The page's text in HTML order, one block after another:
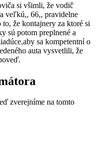
si všimli, že vodič
veľkú,, 66,, pravidelne
že kontajnery za ktoré si
sú potom preplnené a
sa kompetentní o
auta vysvetlili, že
zverejníme na tomto